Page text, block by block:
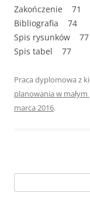
Zakończenie 71
Bibliografia 74
Spis rysunków 77
Spis tabel 77
Praca dyplomowa z
planowania w
marca 2016.
z